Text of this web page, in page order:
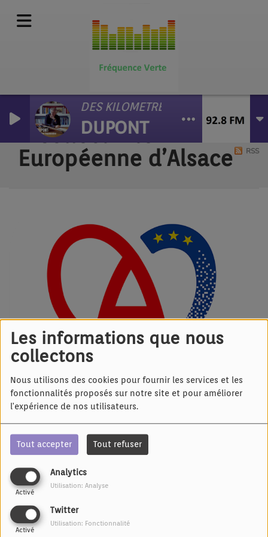
Les informations que nous
collectons
Nous utilisons des cookies pour fournir les services et les
fonctionnalités proposés sur notre site et pour améliorer
l'expérience de nos utilisateurs.
Tout accepter Tout refuser
Analytics
Activé
Utilisation: Analyse
Twitter
Activé
Utilisation: Fonctionnalité
DES KILOMETRES D'ENFER
DUPONT
2 Collectivité
Européenne d’Alsace
RSS
Retrouvez ci-dessous une
série de podcasts sur les
actions de la CEA pour les
alsaciens et alsaciennes